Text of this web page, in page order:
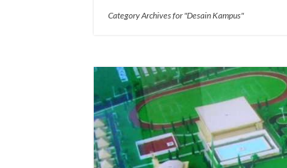
Category Archives for "Desain Kampus"